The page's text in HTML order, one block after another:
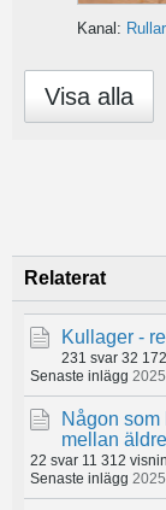
Kanal: Rullar
Visa alla
Relaterat
Kullager -
231 svar 32
Senaste inlägg
Någon
mellan
22 svar 11 312
Senaste inlägg